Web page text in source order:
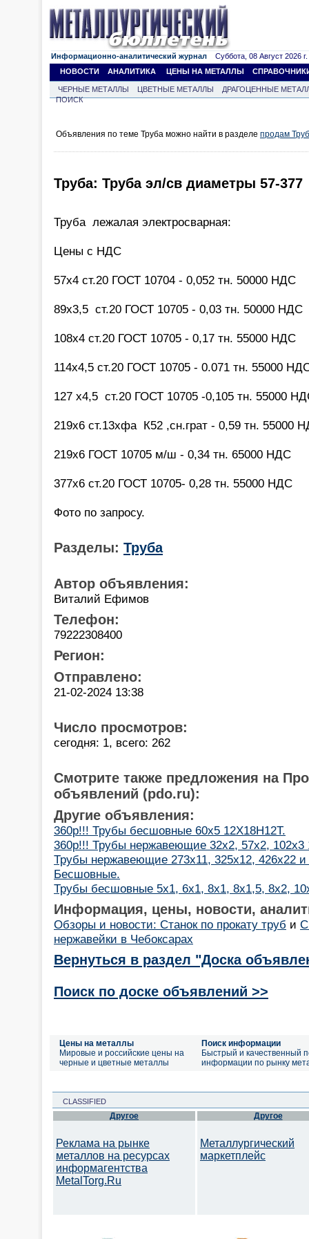
Информационно-аналитический журнал Суббота, 08 Август 2026 г.
НОВОСТИ
АНАЛИТИКА ЦЕНЫ НА МЕТАЛЛЫ
ЧЕРНЫЕ МЕТАЛЛЫ ЦВЕТНЫЕ МЕТАЛЛЫ
ДРАГОЦЕННЫЕ
ПОИСК
Объявления по теме Труба можно найти в разделе продам
Труба: Труба эл/св диаметры 57-377
Труба лежалая электросварная:
Цены с НДС
57х4 ст.20 ГОСТ 10704 - 0,052 тн. 50000 НДС
89х3,5 ст.20 ГОСТ 10705 - 0,03 тн. 50000 НДС
108х4 ст.20 ГОСТ 10705 - 0,17 тн. 55000 НДС
114х4,5 ст.20 ГОСТ 10705 - 0.071 тн. 55000
127 х4,5 ст.20 ГОСТ 10705 -0,105 тн. 55000
219х6 ст.13хфа К52 ,сн.грат - 0,59 тн. 55000
219х6 ГОСТ 10705 м/ш - 0,34 тн. 65000 НДС
377х6 ст.20 ГОСТ 10705- 0,28 тн. 55000 НДС
Фото по запросу.
Разделы: Труба
Автор объявления:
Виталий Ефимов
Телефон:
79222308400
Регион:
Отправлено:
21-02-2024 13:38
Число просмотров:
сегодня: 1, всего: 262
Смотрите также предложения на
объявлений (pdo.ru):
Другие объявления:
360р!!! Трубы бесшовные 60х5 12Х18Н12Т.
360р!!! Трубы нержавеющие 32х2, 57х2, 102х3
Трубы нержавеющие 273х11, 325х12, 426х22 и
Бесшовные.
Трубы бесшовные 5х1, 6х1, 8х1, 8х1,5, 8х2,
Информация, цены, новости,
Обзоры и новости: Станок по прокату труб и
нержавейки в Чебоксарах
Вернуться в раздел "Доска
Поиск по доске объявлений >>
Цены на металлы
Мировые и российские цены на
черные и цветные металлы
Поиск информации
Быстрый и качественный
информации по рынку
CLASSIFIED
Другое
Реклама на рынке
металлов на ресурсах
информагентства
MetalTorg.Ru
Другое
Металлургический
маркетплейс